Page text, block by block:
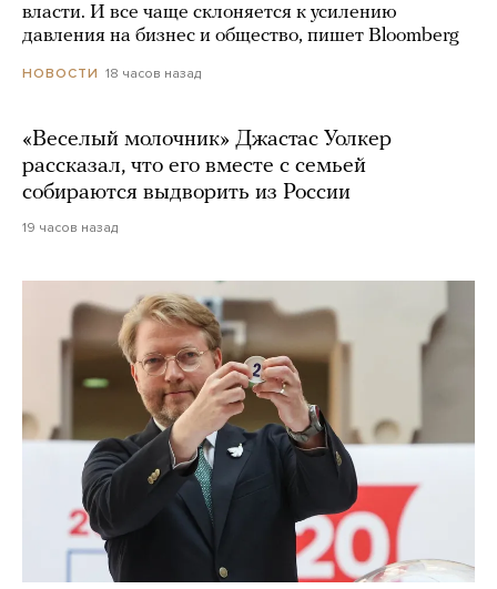
власти. И все чаще склоняется к усилению
давления на бизнес и общество, пишет Bloomberg
НОВОСТИ 18 часов назад
«Веселый молочник» Джастас Уолкер
рассказал, что его вместе с семьей
собираются выдворить из России
19 часов назад